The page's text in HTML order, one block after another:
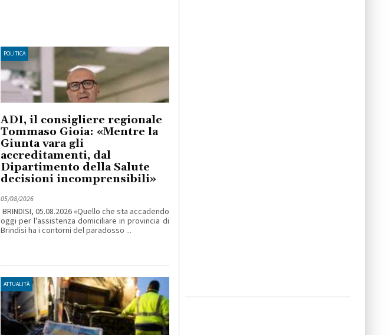
POLITICA
ADI, il consigliere regionale
Tommaso Gioia: «Mentre la
Giunta vara gli
accreditamenti, dal
Dipartimento della Salute
decisioni incomprensibili»
05/08/2026
BRINDISI, 05.08.2026 «Quello che sta accadendo
oggi per l'assistenza domiciliare in provincia di
Brindisi ha i contorni del paradosso ...
ATTUALITÀ